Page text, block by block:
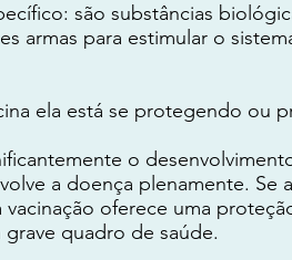
são substâncias
armas para estimular o
ela está se protegendo ou
o
a doença plenamente.
oferece uma
quadro de saúde.